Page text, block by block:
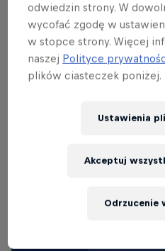
Mimo nieobecności
Błażusiaka,w Serbii
bo na starcie
W klasie PRO oprócz
odwiedzin strony. W
wycofać zgodę w
w stopce strony. Więcej
naszej Polityce
plików ciasteczek poniżej.
Ustawienia
Odrzucenie
Akceptuj